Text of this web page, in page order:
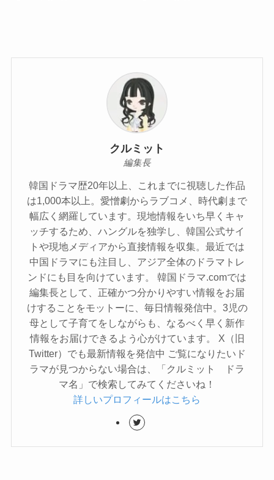
クルミット
編集長
韓国ドラマ歴20年以上、これまでに視聴した作品
は1,000本以上。愛憎劇からラブコメ、時代劇まで
幅広く網羅しています。現地情報をいち早くキャ
ッチするため、ハングルを独学し、韓国公式サイ
トや現地メディアから直接情報を収集。最近では
中国ドラマにも注目し、アジア全体のドラマトレ
ンドにも目を向けています。 韓国ドラマ.comでは
編集長として、正確かつ分かりやすい情報をお届
けすることをモットーに、毎日情報発信中。3児の
母として子育てをしながらも、なるべく早く新作
情報をお届けできるよう心がけています。 X（旧
Twitter）でも最新情報を発信中 ご覧になりたいド
ラマが見つからない場合は、「クルミット ドラ
マ名」で検索してみてくださいね！
詳しいプロフィールはこちら